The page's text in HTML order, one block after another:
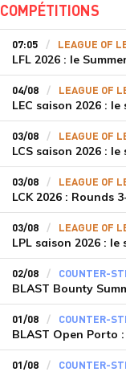
COMPÉTITIONS
07:05 LEAGUE OF
LFL 2026 : le
04/08 LEAGUE OF
LEC saison 2026 :
03/08 LEAGUE OF
LCS saison 2026 :
03/08 LEAGUE OF
LCK 2026 : Rounds
03/08 LEAGUE OF
LPL saison 2026 :
02/08 COUNTER-
BLAST Bounty
01/08 COUNTER-
01/08 COUNTER-